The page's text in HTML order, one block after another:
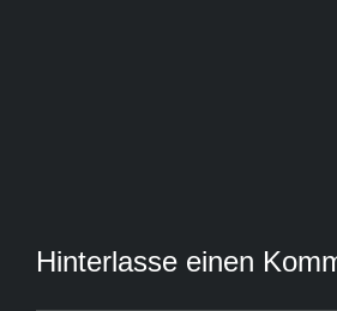
Hinterlasse einen